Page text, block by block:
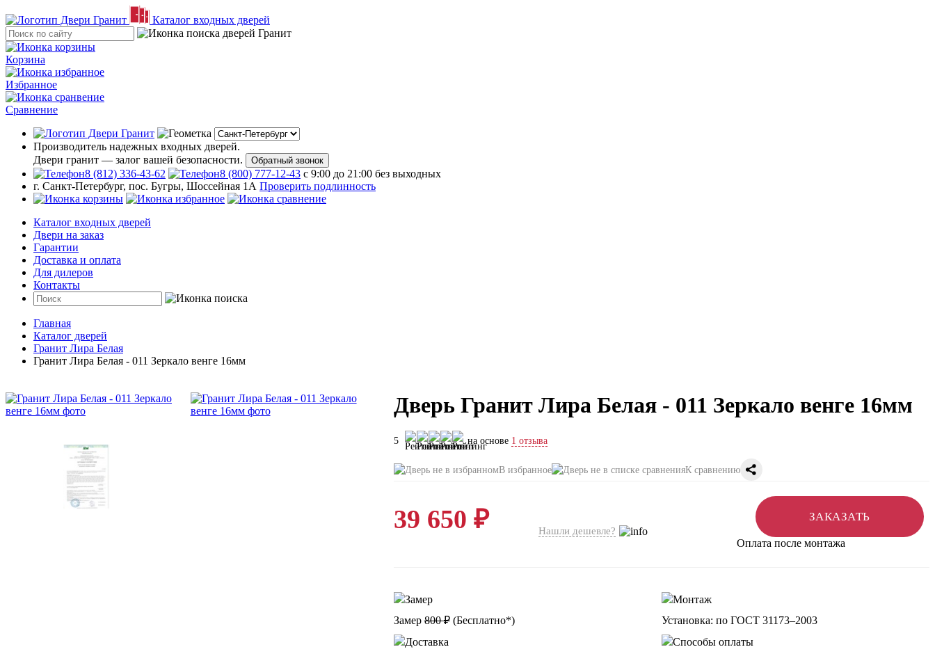
Каталог входных дверей
Корзина
Избранное
Сравнение
Производитель надежных входных дверей.
Двери гранит — залог вашей безопасности.
Обратный звонок
8 (812) 336-43-62 8 (800) 777-12-43 с 9:00 до 21:00 без выходных
г. Санкт-Петербург, пос. Бугры, Шоссейная 1А Проверить подлинность
Каталог входных дверей
Двери на заказ
Гарантии
Доставка и оплата
Для дилеров
Контакты
Главная
Каталог дверей
Гранит Лира Белая
Гранит Лира Белая - 011 Зеркало венге 16мм
Дверь Гранит Лира Белая - 011 Зеркало венге 16мм
5 на основе 1 отзыва
В избранное К сравнению
39 650 ₽ Нашли дешевле?
ЗАКАЗАТЬ
Оплата после монтажа
Замер800 ₽(Бесплатно*) Установка: по ГОСТ 31173–2003